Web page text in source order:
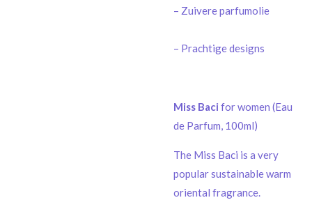
– Zuivere parfumolie
– Prachtige designs
Miss Baci for women (Eau
de Parfum, 100ml)
The Miss Baci is a very
popular sustainable warm
oriental fragrance.